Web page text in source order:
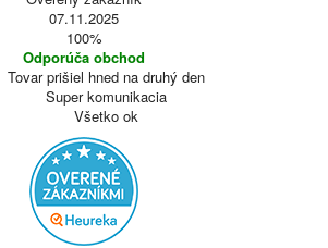
07.11.2025
100%
Odporúča obchod
Tovar prišiel hned na druhý den
Super komunikacia
Všetko ok